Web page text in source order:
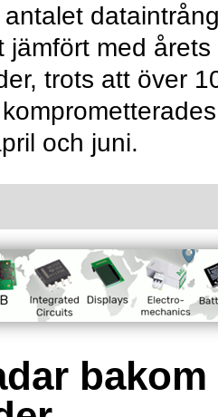
jämfört med årets
trots att över
och juni.
bakom